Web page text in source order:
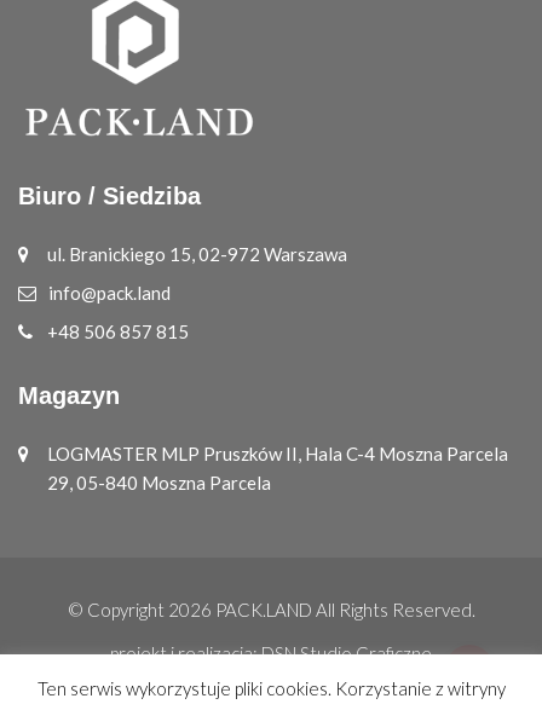
Biuro / Siedziba
ul. Branickiego 15, 02-972 Warszawa
info@pack.land
+48 506 857 815
Magazyn
LOGMASTER MLP Pruszków II, Hala C-4 Moszna Parcela
29, 05-840 Moszna Parcela
© Copyright 2026 PACK.LAND All Rights Reserved.
projekt i realizacja:DSN Studio Graficzne
Ten serwis wykorzystuje pliki cookies. Korzystanie z witryny